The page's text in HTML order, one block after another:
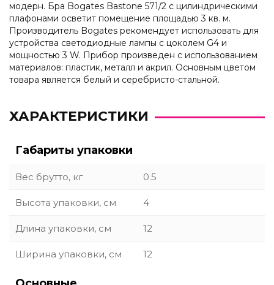
модерн. Бра Bogates Bastone 571/2 с цилиндрическими
плафонами осветит помещение площадью 3 кв. м.
Производитель Bogates рекомендует использовать для
устройства светодиодные лампы с цоколем G4 и
мощностью 3 W. Прибор произведен с использованием
материалов: пластик, металл и акрил. Основным цветом
товара является белый и серебристо-стальной.
ХАРАКТЕРИСТИКИ
Габариты упаковки
Вес брутто, кг 0.5
Высота упаковки, см 4
Длина упаковки, см 12
Ширина упаковки, см 12